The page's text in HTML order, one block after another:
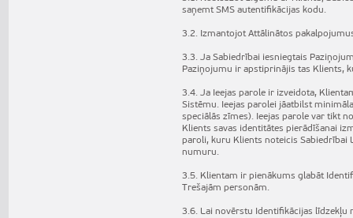
saņemt SMS autentifikācijas kodu.
3.2. Izmantojot Attālinātos
3.3. Ja Sabiedrībai iesniegtais
Paziņojumu ir apstiprinājis tas Klients,
3.4. Ja Ieejas parole ir izveidota,
Sistēmu. Ieejas parolei jāatbilst
speciālās zīmes). Ieejas parole var tikt
Klients savas identitātes pierādīšanai
paroli, kuru Klients noteicis Sabiedrībai
numuru.
3.5. Klientam ir pienākums glabāt
Trešajām personām.
3.6. Lai novērstu Identifikācijas līdzekļu